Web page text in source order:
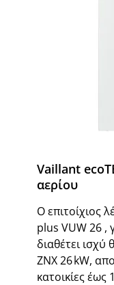
Vaillant
αερίου
Ο επιτοίχιος
plus VUW 26 ,
διαθέτει
ΖΝΧ 26 kW,
κατοικίες έως